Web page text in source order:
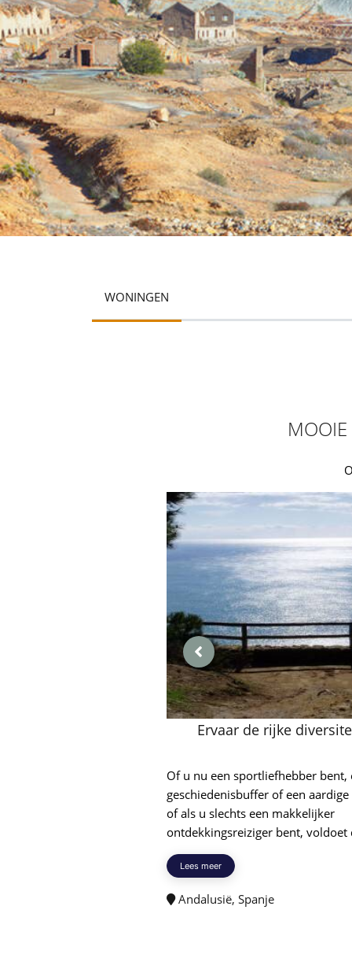
WONINGEN
MOOIE
Ervaar de rijke
Of u nu een sportliefhebber bent,
geschiedenisbuffer of een aardige
of als u slechts een makkelijker
ontdekkingsreiziger bent, voldoet
Lees meer
Andalusië, Spanje